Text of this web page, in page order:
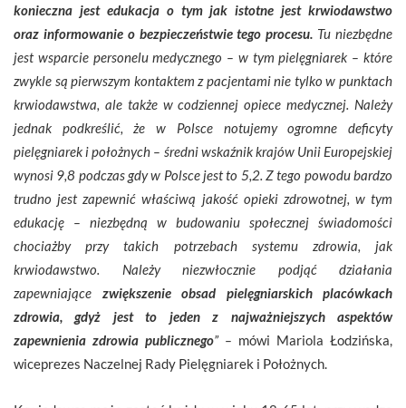
konieczna jest edukacja o tym jak istotne jest krwiodawstwo
oraz informowanie o bezpieczeństwie tego procesu. Tu niezbędne
jest wsparcie personelu medycznego – w tym pielęgniarek – które
zwykle są pierwszym kontaktem z pacjentami nie tylko w punktach
krwiodawstwa, ale także w codziennej opiece medycznej. Należy
jednak podkreślić, że w Polsce notujemy ogromne deficyty
pielęgniarek i położnych – średni wskaźnik krajów Unii Europejskiej
wynosi 9,8 podczas gdy w Polsce jest to 5,2. Z tego powodu bardzo
trudno jest zapewnić właściwą jakość opieki zdrowotnej, w tym
edukację – niezbędną w budowaniu społecznej świadomości
chociażby przy takich potrzebach systemu zdrowia, jak
krwiodawstwo. Należy niezwłocznie podjąć działania
zapewniające zwiększenie obsad pielęgniarskich placówkach
zdrowia, gdyż jest to jeden z najważniejszych aspektów
zapewnienia zdrowia publicznego” – mówi Mariola Łodzińska,
wiceprezes Naczelnej Rady Pielęgniarek i Położnych.